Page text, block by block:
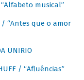
“Alfabeto musical”
/ “Antes que o amor
UNIRIO
/ “Afluências”